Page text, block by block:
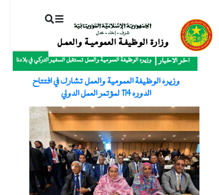
آخر الأخبار وزيرة الوظيفة العمومية والعمل تستقبل السفير التركي في بلادنا
وزيرة الوظيفة العمومية والعمل تشارك في افتتاح
الدورة 114 لمؤتمر العمل الدولي